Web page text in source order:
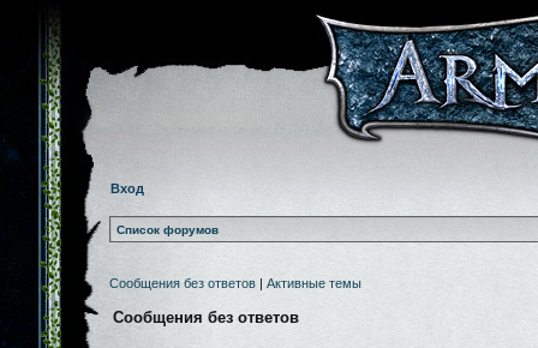
Вход
Список форумов
Сообщения без ответов | Активные темы
Сообщения без ответов